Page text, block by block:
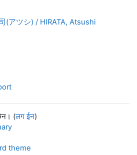
(アツシ) / HIRATA, Atsushi
(लग ईन)
theme